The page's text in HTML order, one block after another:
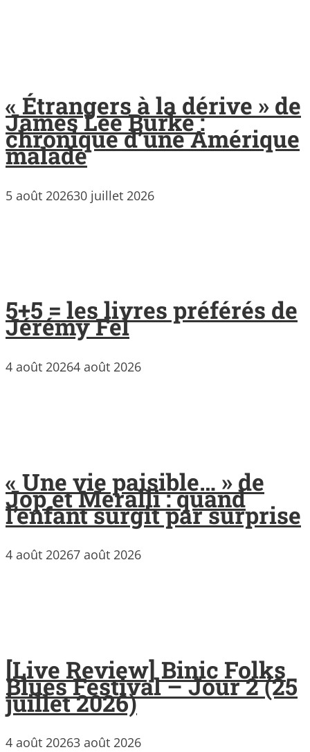
« Étrangers à la dérive » de
James Lee Burke :
chronique d’une Amérique
malade
5 août 202630 juillet 2026
5+5 = les livres préférés de
Jérémy Fel
4 août 20264 août 2026
« Une vie paisible… » de
Jop et Meralli : quand
l’enfant surgit par surprise
4 août 20267 août 2026
[Live Review] Binic Folks
Blues Festival – Jour 2 (25
juillet 2026)
4 août 20263 août 2026